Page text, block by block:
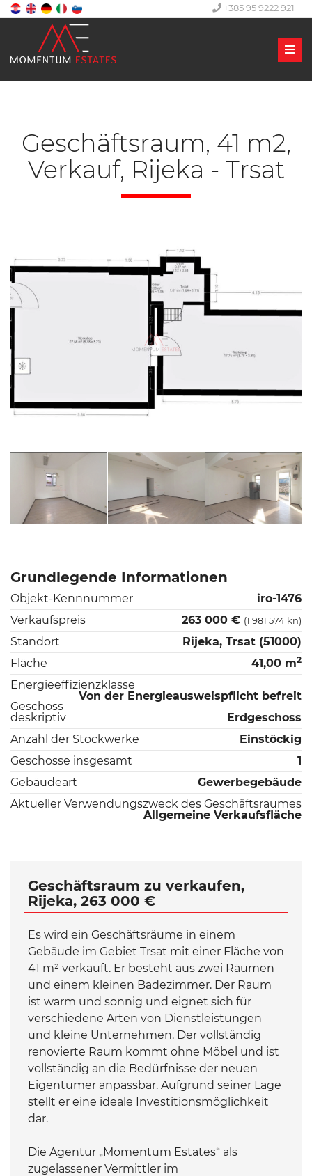
+385 95 9222 921
Geschäftsraum, 41 m2,
Verkauf, Rijeka - Trsat
Grundlegende Informationen
Objekt-Kennnummer
iro-1476
Verkaufspreis
263 000 € (1 981 574 kn)
Standort
Rijeka, Trsat (51000)
Fläche
41,00 m2
Energieeffizienzklasse
Von der Energieausweispflicht befreit
Geschoss
deskriptiv
Erdgeschoss
Anzahl der Stockwerke
Einstöckig
Geschosse insgesamt
1
Gebäudeart
Gewerbegebäude
Aktueller Verwendungszweck des Geschäftsraumes
Allgemeine Verkaufsfläche
Geschäftsraum zu verkaufen,
Rijeka, 263 000 €
Es wird ein Geschäftsräume in einem
Gebäude im Gebiet Trsat mit einer Fläche von
41 m² verkauft. Er besteht aus zwei Räumen
und einem kleinen Badezimmer. Der Raum
ist warm und sonnig und eignet sich für
verschiedene Arten von Dienstleistungen
und kleine Unternehmen. Der vollständig
renovierte Raum kommt ohne Möbel und ist
vollständig an die Bedürfnisse der neuen
Eigentümer anpassbar. Aufgrund seiner Lage
stellt er eine ideale Investitionsmöglichkeit
dar.
Die Agentur „Momentum Estates“ als
zugelassener Vermittler im